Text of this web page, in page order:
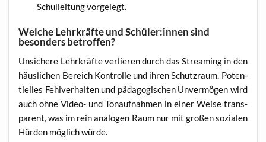
Schul­lei­tung vorgelegt.
Welche Lehrkräfte und Schüler:innen sind
besonders betroffen?
Unsi­che­re Lehr­kräf­te ver­lie­ren durch das Strea­ming in den
häus­li­chen Bereich Kon­trol­le und ihren Schutz­raum. Poten­
ti­el­les Fehl­ver­hal­ten und päd­ago­gi­schen Unver­mö­gen wird
auch ohne Video- und Ton­auf­nah­men in einer Wei­se trans­
pa­rent, was im rein ana­lo­gen Raum nur mit gro­ßen sozia­len
Hür­den mög­lich würde.